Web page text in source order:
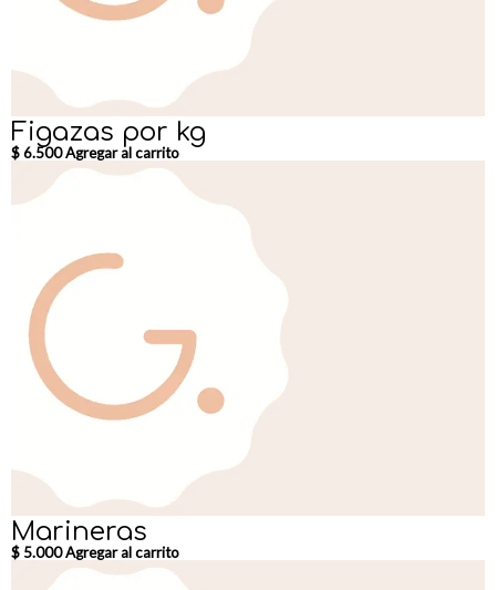
Figazas por kg
$6.500Agregar al carrito
Marineras
$ 5.000Agregar al carrito